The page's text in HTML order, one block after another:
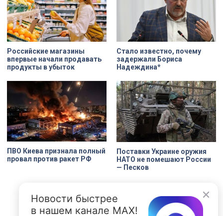
объема, а также назначение
комнат. Как отметил губернатор
Александр Беглов, все
реставрационные работы в
«Пенатах» проводились под
строгим контролем специалистов
КГИОП.
Российские магазины
впервые начали продавать
продукты в убыток
Стало известно, почему
задержали Бориса
Надеждина*
ПВО Киева признала полный
провал против ракет РФ
Поставки Украине оружия
НАТО не помешают России
— Песков
Новости быстрее
в нашем канале MAX!